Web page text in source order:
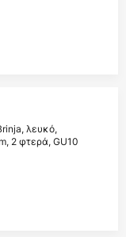
λευκό,
2 φτερά, GU10